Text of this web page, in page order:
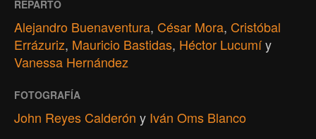
REPARTO
Alejandro Buenaventura, César Mora, Cristóbal
Errázuriz, Mauricio Bastidas, Héctor Lucumíy
Vanessa Hernández
FOTOGRAFÍA
John Reyes Calderón y Iván Oms Blanco